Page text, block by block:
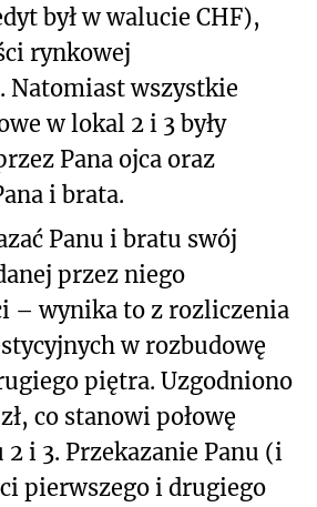
był w walucie CHF),
rynkowej
Natomiast wszystkie
w lokal 2 i 3 były
Pana ojca oraz
i brata.
Panu i bratu swój
przez niego
– wynika to z rozliczenia
w rozbudowę
piętra. Uzgodniono
co stanowi połowę
i 3. Przekazanie Panu (i
pierwszego i drugiego